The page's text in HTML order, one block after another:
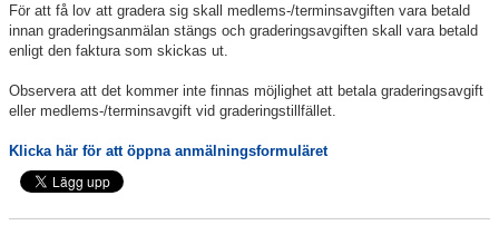
För att få lov att gradera sig skall medlems-/terminsavgiften vara betald
innan graderingsanmälan stängs och graderingsavgiften skall vara betald
enligt den faktura som skickas ut.
Observera att det kommer inte finnas möjlighet att betala graderingsavgift
eller medlems-/terminsavgift vid graderingstillfället.
Klicka här för att öppna anmälningsformuläret